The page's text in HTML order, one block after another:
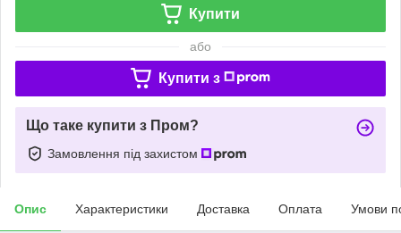
Купити
або
Купити з
Що таке купити з Пром?
Замовлення під захистом
Опис Характеристики Доставка Оплата Умови